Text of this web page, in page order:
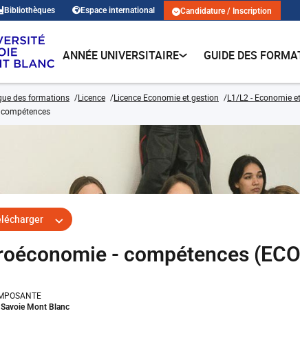
Bibliothèques Espace international Candidature / Inscription
ANNÉE UNIVERSITAIRE GUIDE DES
des formations Licence Licence Economie et gestion L1/L2 - Economie
- compétences
Savoie Mont Blanc